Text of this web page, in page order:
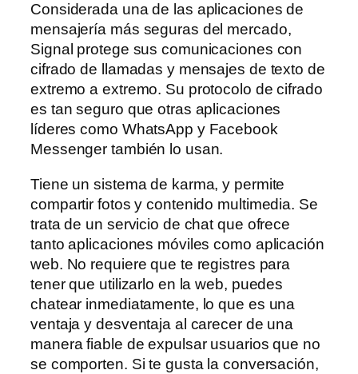
Considerada una de las aplicaciones de
mensajería más seguras del mercado,
Signal protege sus comunicaciones con
cifrado de llamadas y mensajes de texto de
extremo a extremo. Su protocolo de cifrado
es tan seguro que otras aplicaciones
líderes como WhatsApp y Facebook
Messenger también lo usan.
Tiene un sistema de karma, y permite
compartir fotos y contenido multimedia. Se
trata de un servicio de chat que ofrece
tanto aplicaciones móviles como aplicación
web. No requiere que te registres para
tener que utilizarlo en la web, puedes
chatear inmediatamente, lo que es una
ventaja y desventaja al carecer de una
manera fiable de expulsar usuarios que no
se comporten. Si te gusta la conversación,